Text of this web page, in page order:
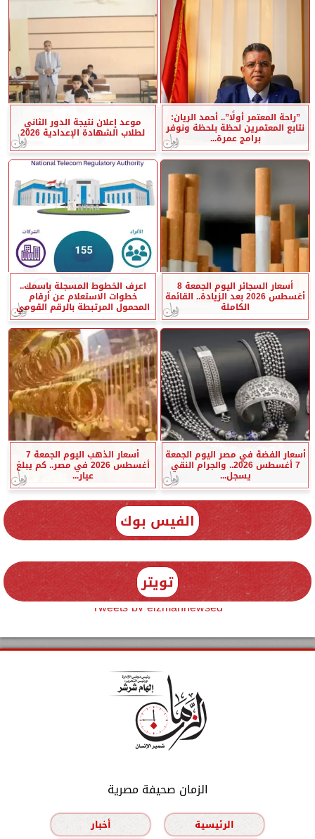
”راحة المعتمر أولًا”.. أحمد الريان:
نتابع المعتمرين لحظة بلحظة ونوفر
برامج عمرة...
موعد إعلان نتيجة الدور الثاني
لطلاب الشهادة الإعدادية 2026
أسعار السجائر اليوم الجمعة 8
أغسطس 2026 بعد الزيادة.. القائمة
الكاملة
اعرف الخطوط المسجلة باسمك..
خطوات الاستعلام عن أرقام
المحمول المرتبطة بالرقم القومي
أسعار الفضة في مصر اليوم الجمعة
7 أغسطس 2026.. والجرام النقي
يسجل...
أسعار الذهب اليوم الجمعة 7
أغسطس 2026 في مصر.. كم يبلغ
عيار...
الفيس بوك
تويتر
Tweets by elzmannewseg
الزمان صحيفة مصرية
الرئيسية
أخبار